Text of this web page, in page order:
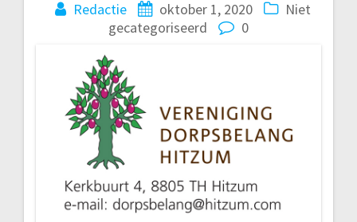
Redactie oktober 1, 2020
Niet
gecategoriseerd
0